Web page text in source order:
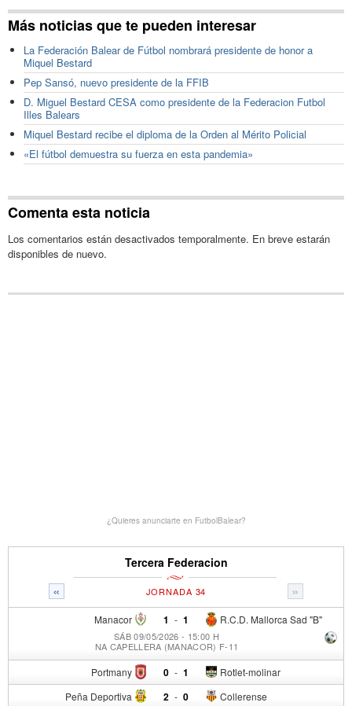
Más noticias que te pueden interesar
La Federación Balear de Fútbol nombrará presidente de honor a
Miquel Bestard
Pep Sansó, nuevo presidente de la FFIB
D. Miguel Bestard CESA como presidente de la Federacion Futbol
Illes Balears
Miquel Bestard recibe el diploma de la Orden al Mérito Policial
«El fútbol demuestra su fuerza en esta pandemia»
Comenta esta noticia
Los comentarios están desactivados temporalmente. En breve estarán
disponibles de nuevo.
¿Quieres anunciarte en FutbolBalear?
Tercera Federacion
« »
JORNADA 34
Manacor 1 - R.C.D. Mallorca Sad "B"
1
SÁB 09/05/2026 - 15:00 H
NA CAPELLERA (MANACOR) F-11
Portmany 0 - Rotlet-molinar
1
Peña Deportiva 2 - Collerense
0